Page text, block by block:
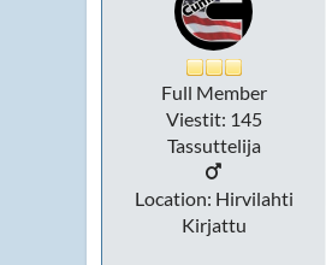
Full Member
Viestit: 145
Tassuttelija
Location: Hirvilahti
Kirjattu